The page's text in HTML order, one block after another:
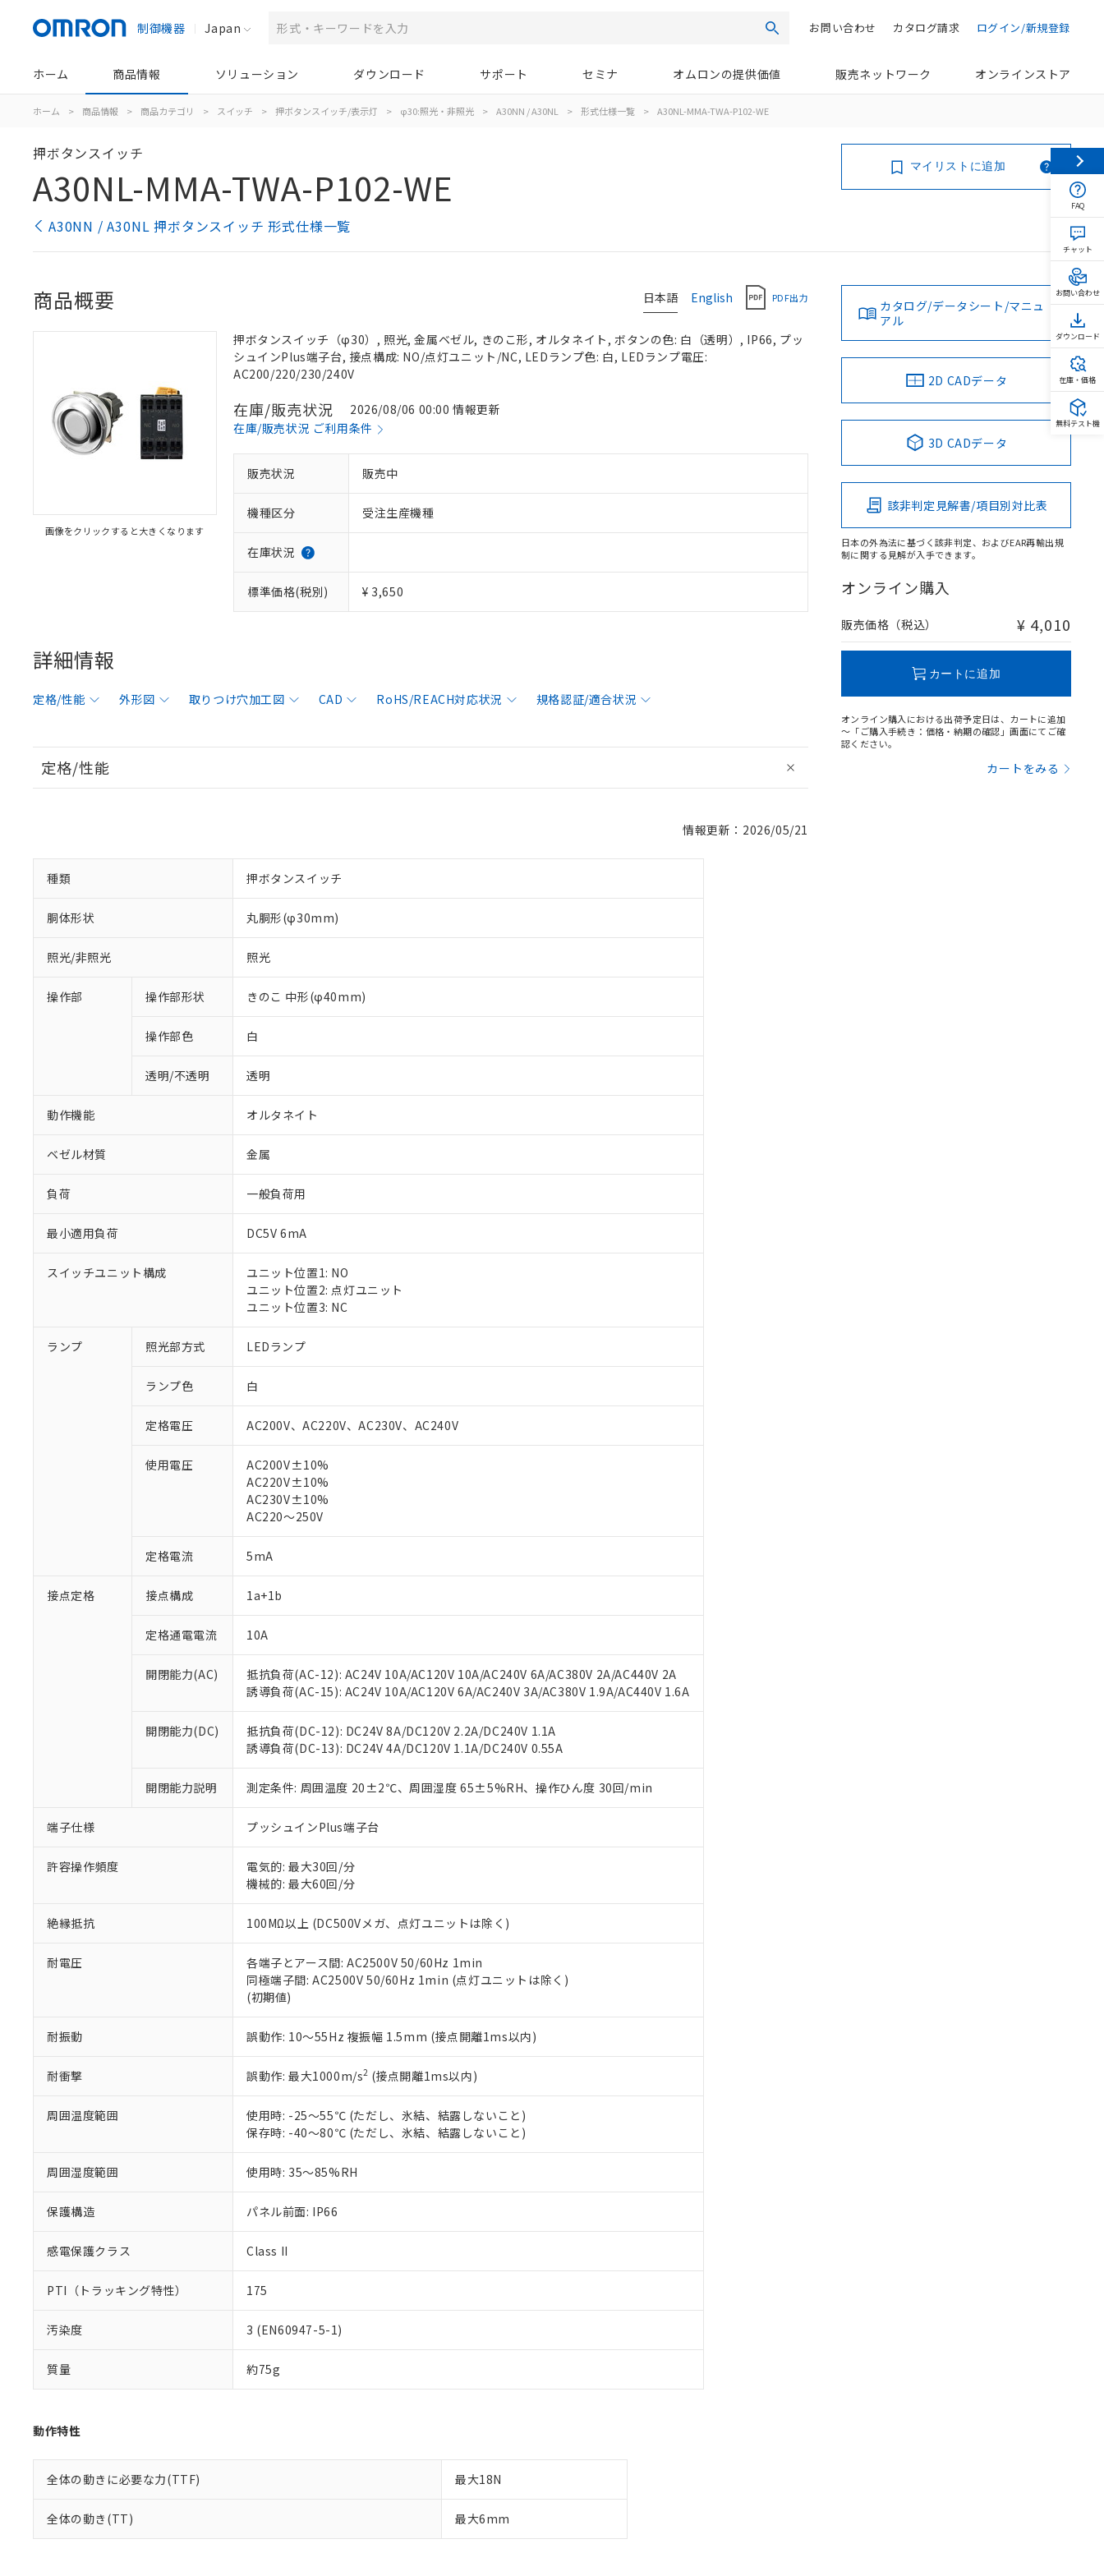
制御機器 Japan 検索 ログイン/新規登録
カタログ請求
お問い合わせ
ホーム 商品情報 ソリューション ダウンロード サポート セミナ オムロンの提供価値 販売ネットワーク オンラインストア
ホーム > 商品情報 > 商品カテゴリ > スイッチ > 押ボタンスイッチ/表示灯 > φ30:照光・非照光 > A30NN / A30NL > 形式仕様一覧 > A30NL-MMA-TWA-P102-WE
押ボタンスイッチ
A30NL-MMA-TWA-P102-WE
A30NN / A30NL 押ボタンスイッチ 形式仕様一覧
マイリストに追加
日本語 English PDF出力
商品概要
画像をクリックすると大きくなります
押ボタンスイッチ（φ30）, 照光, 金属ベゼル, きのこ形, オルタネイト, ボタンの色: 白（透明）, IP66, プッ
シュインPlus端子台, 接点構成: NO/点灯ユニット/NC, LEDランプ色: 白, LEDランプ電圧:
AC200/220/230/240V
在庫/販売状況
2026/08/06 00:00 情報更新
在庫/販売状況 ご利用条件
販売状況 販売中
機種区分 受注生産機種
在庫状況
標準価格(税別) ¥ 3,650
詳細情報
定格/性能 外形図 取りつけ穴加工図 CAD RoHS/REACH対応状況 規格認証/適合状況
定格/性能
情報更新：2026/05/21
種類 押ボタンスイッチ
胴体形状 丸胴形(φ30mm)
照光/非照光 照光
操作部 操作部形状 きのこ 中形(φ40mm)
操作部色 白
透明/不透明 透明
動作機能 オルタネイト
ベゼル材質 金属
負荷 一般負荷用
最小適用負荷 DC5V 6mA
スイッチユニット構成
ユニット位置1: NO
ユニット位置2: 点灯ユニット
ユニット位置3: NC
ランプ 照光部方式 LEDランプ
ランプ色 白
定格電圧 AC200V、AC220V、AC230V、AC240V
使用電圧
AC200V±10%
AC220V±10%
AC230V±10%
AC220～250V
定格電流 5mA
接点定格 接点構成 1a+1b
定格通電電流 10A
開閉能力(AC)
抵抗負荷(AC-12): AC24V 10A/AC120V 10A/AC240V 6A/AC380V 2A/AC440V 2A
誘導負荷(AC-15): AC24V 10A/AC120V 6A/AC240V 3A/AC380V 1.9A/AC440V 1.6A
開閉能力(DC)
抵抗負荷(DC-12): DC24V 8A/DC120V 2.2A/DC240V 1.1A
誘導負荷(DC-13): DC24V 4A/DC120V 1.1A/DC240V 0.55A
開閉能力説明 測定条件: 周囲温度 20±2℃、周囲湿度 65±5%RH、操作ひん度 30回/min
端子仕様 プッシュインPlus端子台
許容操作頻度
電気的: 最大30回/分
機械的: 最大60回/分
絶縁抵抗 100MΩ以上 (DC500Vメガ、点灯ユニットは除く)
耐電圧
各端子とアース間: AC2500V 50/60Hz 1min
同極端子間: AC2500V 50/60Hz 1min (点灯ユニットは除く)
(初期値)
耐振動 誤動作: 10～55Hz 複振幅 1.5mm (接点開離1ms以内)
耐衝撃 誤動作: 最大1000m/s2 (接点開離1ms以内)
周囲温度範囲
使用時: -25～55℃ (ただし、氷結、結露しないこと)
保存時: -40～80℃ (ただし、氷結、結露しないこと)
周囲湿度範囲 使用時: 35～85%RH
保護構造 パネル前面: IP66
感電保護クラス Class II
PTI（トラッキング特性） 175
汚染度 3 (EN60947-5-1)
質量 約75g
動作特性
全体の動きに必要な力(TTF) 最大18N
全体の動き(TT) 最大6mm
カタログ/データシート/マニュ
アル
2D CADデータ
3D CADデータ
該非判定見解書/項目別対比表
日本の外為法に基づく該非判定、およびEAR再輸出規
制に関する見解が入手できます。
オンライン購入
販売価格（税込） ¥ 4,010
カートに追加
オンライン購入における出荷予定日は、カートに追加
～「ご購入手続き：価格・納期の確認」画面にてご確
認ください。
カートをみる
ご利用条件
以下の条件をお読みいただき、同意のうえご利用ください。
当社制御機器事業取扱商品の中には、本サービスの対象外となる商品もあることをご了承ください。
在庫状況および標準価格照会結果は、記載している更新日時点での社内データに基づき作成されるも
のであり、閲覧された時点での実際の在庫および標準価格とは異なる場合があることをご了承くださ
い。
正式な納期状況および標準価格はお客様のお取引先、またはお客様担当のオムロン制御機器販売店・
当社販売員にご相談ください。
オムロン制御機器販売店や当社販売拠点は「販売ネットワーク
」をご確認ください。
在庫状況および標準価格結果を当社の事前の承諾なく第三者に漏洩または開示しないようお願いしま
す。
マイパーツ機能（部品リスト作成サービス）をご利用いただくには、I-Webメンバーズにご登録され
ている必要があります。
が、当社の製品・サービスに関するお客様との取引・商談に必要な範囲で利用することをご了承くだ
さい。
※当社の共同利用者とは、"個人情報の共同利用に関して"
の「1.共同利用者の範囲」に記載されて
いる法人を指します。
※1 対応状況
対応済み：EU RoHS指令（10物質）の非含有に対応した製品が提供可能な商品です。
対応予定：EU RoHS指令（10物質）の非含有に対応した製品に切り替える予定のある商品です。
非該当品：ライセンス料など無形物で、有害物質有無と関係のない商品です。
仕入先様の事情により、非含有部品としていたものが、含有品と判明した場合などやむを得ず変更すること
があります。
*EU RoHS指令（10物質）：
鉛(Pb) 1000ppm以下、 水銀(Hg) 1000ppm以下、 カドミウム(Cd) 100ppm以下、
六価クロム(Cr(Ⅵ)) 1000ppm以下、ポリ臭化ビフェニル類(PBB) 1000ppm以下、ポリ臭化ジフェニルエーテル類(PBDE) 1000ppm以下、
フタル酸ビス(2-エチルヘキシル) (DEHP)(別名：DOP) 1000ppm以下、フタル酸ブチルベンジル（BBP） 1000ppm以下、フタル酸ジブチ
ル（DBP） 1000ppm以下、フタル酸ジイソブチル (DIBP) 1000ppm以下
但し、RoHS指令で産業用監視および制御機器に対する適用除外項目は除く。
※2 対応予定月
部品在庫の切り替え状況などにより、予定月が前後することがあります。
※3 非含有証明書ダウンロード
下記の非含有証明書をダウンロードすることができます。
EU RoHS指令（10物質）の非含有証明書
51物質の非含有証明書（当社基準）
※本証明書は発行日時点で非含有を証明するもので、過去に遡って非含有を証明するものではありません。
また、RoHS指令のフタル酸エステル類４物質の対応では、対応完了までの期間は出荷製品に未対応品が
混在することから備考欄に対応日を記載しておりました。
既に当社にて対応品への在庫切替を完了していることから、特段のことがない限り、2022年1月12日よ
り割愛しております。
※1 中国RoHS○×表
「－」：未確認です。当社販売部門へお問い合わせください。
*中国RoHS10物質の基準値 (GB/T26572)：
Pb(鉛) :1000ppm、 Hg(水銀) : 1000ppm、 Cd(カドミウム) : 100ppm、
Cr(Ⅵ)(六価クロム) : 1000ppm、 PBBs(ポリ臭化ビフェニル類) : 1000ppm、 PBDEs(ポリ臭化ジフェニルエーテル類) : 1000ppm、
DBP(フタル酸ジブチル) : 1000ppm、 DIBP(フタル酸ジイソブチル) : 1000ppm、 BBP(フタル酸ブチルベンジル) : 1000ppm、
DEHP(フタル酸ビス(2-エチルヘキシル)) : 1000ppm
※2 環境保護使用期限
「ｅ」：有害物質（10物質）のすべてが基準値以下であることを示します。
「10」：通常の使用状況下において有害物質が外部に漏えいし、環境に深刻な影響を及ぼさない年数を意
味します。
「－」：未確認です。当社販売部門へお問い合わせください。
などの必要な手続きをとります。
当社は規制貨物を破棄する場合は、完全に破砕するなど、違法に輸出されないよう必要な手段を講じ
ます。
置等に一切使用いたしません。
当社は、貴社製品を第三者に販売する場合は、上記1、2および3の内容を当該第三者に通知します。
また当社は、販売先および販売に係わる関係者が違法に輸出するおそれがある場合は、取り引きをい
たしません。
記
号
説明
○ 一定数以上の在庫あり
△ 一定数には満たないが在庫あり
－
在庫なし(最新の在庫状況については、お客様のお取引先、またはお客様担当のオムロン制御
機器販売店・当社販売員にご確認ください)
空
白
受注生産機種、また在庫状況の情報を公開していない機種
FAQ
チャット
お問い合わせ
ダウンロード
在庫・価格
無料テスト機